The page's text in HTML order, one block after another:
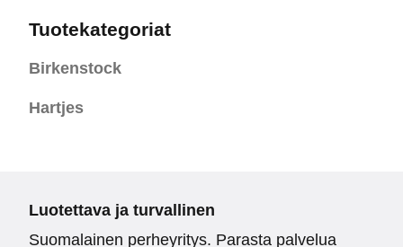
Tuotekategoriat
Birkenstock
Hartjes
Luotettava ja turvallinen
Suomalainen perheyritys. Parasta palvelua